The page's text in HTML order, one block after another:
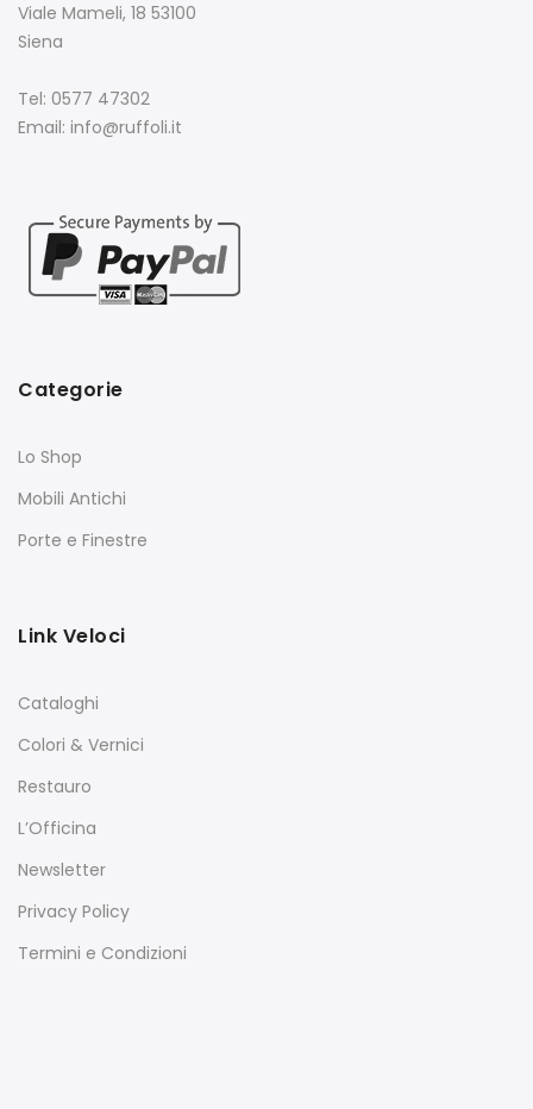
Viale Mameli, 18 53100
Siena
Tel: 0577 47302
Email: info@ruffoli.it
Categorie
Lo Shop
Mobili Antichi
Porte e Finestre
Link Veloci
Cataloghi
Colori & Vernici
Restauro
L’Officina
Newsletter
Privacy Policy
Termini e Condizioni